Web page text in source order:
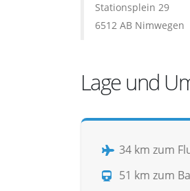
Stationsplein 29
6512 AB Nimwegen
Lage und
34 km zum
51 km zum